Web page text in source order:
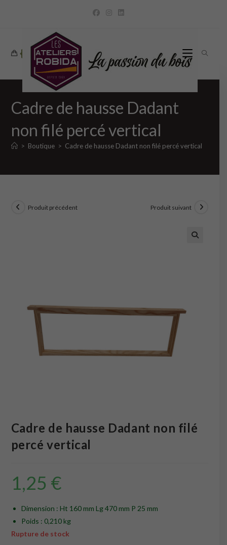
Cadre de hausse Dadant
non filé percé vertical
> Boutique > Cadre de hausse Dadant non filé percé vertical
Produit précédent Produit suivant
Cadre de hausse Dadant non filé
percé vertical
1,25 €
Dimension : Ht 160 mm Lg 470 mm P 25 mm
Poids : 0,210 kg
Rupture de stock